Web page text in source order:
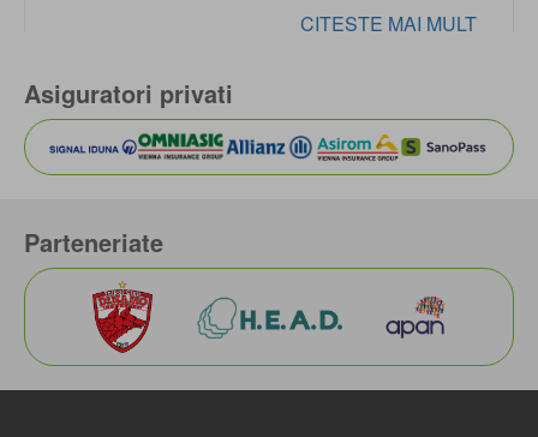
CITESTE MAI MULT
Asiguratori privati
Parteneriate